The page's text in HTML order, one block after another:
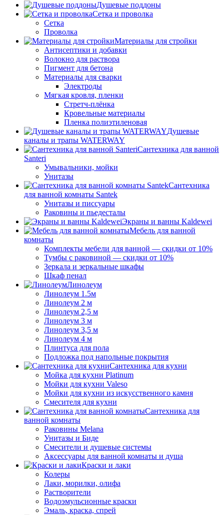
Душевые поддоны
Сетка и проволка
Сетка
Проволка
Материалы для стройки
Антисептики и добавки
Волокно для раствора
Пигмент для бетона
Материалы для сварки
Электроды
Мягкая кровля, пленки
Стретч-плёнка
Кровельные материалы
Пленка полиэтиленовая
Душевые
каналы и трапы WATERWAY
Сантехника для ванной
Santeri
Умывальники, мойки
Унитазы
Сантехника
для ванной комнаты Santek
Унитазы и писсуары
Раковины и пьедесталы
Экраны и ванны Kaldewei
Мебель для ванной
комнаты
Комплекты мебели для ванной — скидки от 10%
Тумбы с раковиной — скидки от 10%
Зеркала и зеркальные шкафы
Шкаф пенал
Линолеум
Линолеум 1.5м
Линолеум 2 м
Линолеум 2,5 м
Линолеум 3 м
Линолеум 3,5 м
Линолеум 4 м
Плинтуса для пола
Подложка под напольные покрытия
Сантехника для кухни
Мойка для кухни Platinum
Мойки для кухни Valeso
Мойки для кухни из искусственного камня
Смесителя для кухни
Сантехника для
ванной комнаты
Раковины Melana
Унитазы и Биде
Смесители и душевые системы
Аксессуары для ванной комнаты и душа
Краски и лаки
Колеры
Лаки, морилки, олифа
Растворители
Водоэмульсионные краски
Эмаль, краска, спрей